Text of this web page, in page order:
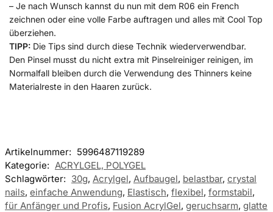
– Je nach Wunsch kannst du nun mit dem R06 ein French
zeichnen oder eine volle Farbe auftragen und alles mit Cool Top
überziehen.
TIPP: Die Tips sind durch diese Technik wiederverwendbar.
Den Pinsel musst du nicht extra mit Pinselreiniger reinigen, im
Normalfall bleiben durch die Verwendung des Thinners keine
Materialreste in den Haaren zurück.
Artikelnummer: 5996487119289
Kategorie: ACRYLGEL, POLYGEL
Schlagwörter: 30g, Acrylgel, Aufbaugel, belastbar, crystal
nails, einfache Anwendung, Elastisch, flexibel, formstabil,
für Anfänger und Profis, Fusion AcrylGel, geruchsarm, glatte